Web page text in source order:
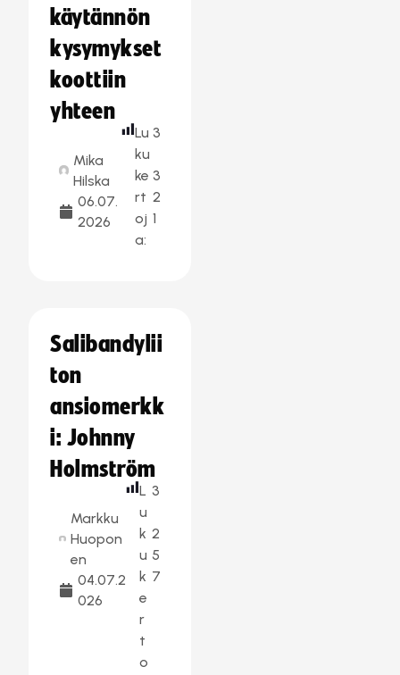
käytännön
kysymykset
koottiin
yhteen
Mika
Hilska
06.07.
2026
Lu
ku
ke
rt
oj
a:
3
3
2
1
Salibandylii
ton
ansiomerkk
i: Johnny
Holmström
Markku
Huopon
en
04.07.2
026
L
u
k
u
k
e
r
t
o
3
2
5
7